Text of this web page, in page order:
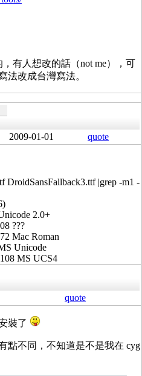
，有人想改的話（not me），可
法改成台灣寫法。
2009-01-01 quote
DroidSansFallback3.ttf |grep -m1 -
2.0+
???
Mac Roman
Unicode
MS UCS4
quote
裝了
點不同，不知道是不是我在 cyg